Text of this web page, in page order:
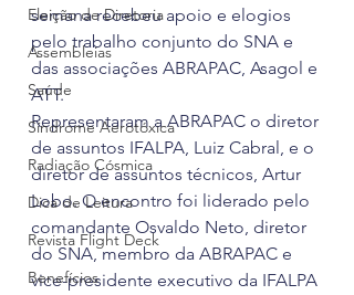
Eleição de Diretoria
Assembleias
Saúde
Síndrome Aerotóxica
Radiação Cósmica
Dica de Leitura
Revista Flight Deck
Benefícios
semana recebeu apoio e elogios
pelo trabalho conjunto do SNA e
das associações ABRAPAC, Asagol e
ATT.
Representaram a ABRAPAC o diretor
de assuntos IFALPA, Luiz Cabral, e o
diretor de assuntos técnicos, Artur
Lobo. O encontro foi liderado pelo
comandante Osvaldo Neto, diretor
do SNA, membro da ABRAPAC e
vice-presidente executivo da IFALPA